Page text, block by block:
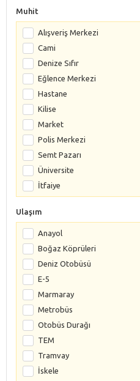
Muhit
Alışveriş Merkezi
Cami
Denize Sıfır
Eğlence Merkezi
Hastane
Kilise
Market
Polis Merkezi
Semt Pazarı
Üniversite
İtfaiye
Ulaşım
Anayol
Boğaz Köprüleri
Deniz Otobüsü
E-5
Marmaray
Metrobüs
Otobüs Durağı
TEM
Tramvay
İskele